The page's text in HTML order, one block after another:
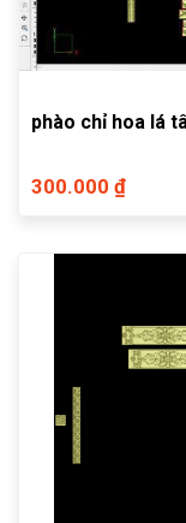
phào chỉ hoa lá
300.000 ₫